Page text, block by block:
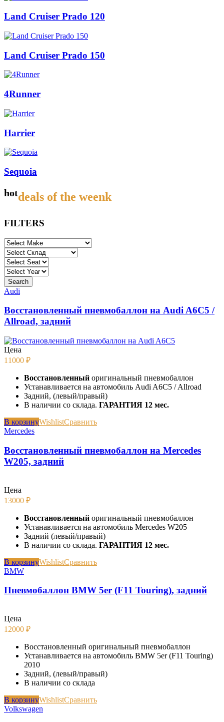
Land Cruiser Prado 120
Land Cruiser Prado 150
4Runner
Harrier
Sequoia
hotdeals of the weenk
FILTERS
Audi
Восстановленный пневмобаллон на Audi A6C5 /
Allroad, задний
Цена
11000 ₽
Восстановленный оригинальный пневмобаллон
Устанавливается на автомобиль Audi A6C5 / Allroad
Задний, (левый/правый)
В наличии со склада. ГАРАНТИЯ 12 мес.
В корзинуWishlistСравнить
Mercedes
Восстановленный пневмобаллон на Mercedes
W205, задний
Цена
13000 ₽
Восстановленный оригинальный пневмобаллон
Устанавливается на автомобиль Mercedes W205
Задний (левый/правый)
В наличии со склада. ГАРАНТИЯ 12 мес.
В корзинуWishlistСравнить
BMW
Пневмобаллон BMW 5er (F11 Touring), задний
Цена
12000 ₽
Восстановленный оригинальный пневмобаллон
Устанавливается на автомобиль BMW 5er (F11 Touring)
2010
Задний, (левый/правый)
В наличии со склада
В корзинуWishlistСравнить
Volkswagen